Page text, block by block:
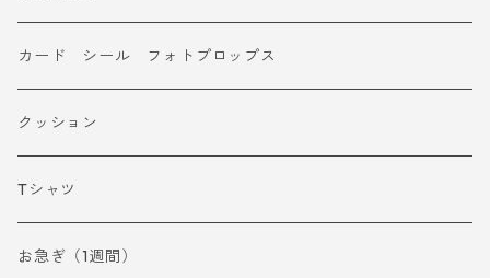
カード シール フォトプロップス
クッション
Tシャツ
お急ぎ（1週間）